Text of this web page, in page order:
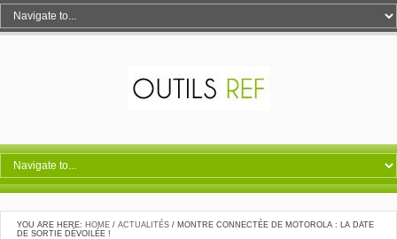
YOU ARE HERE: HOME / ACTUALITÉS / MONTRE CONNECTÉE DE MOTOROLA : LA DATE
DE SORTIE DÉVOILÉE !